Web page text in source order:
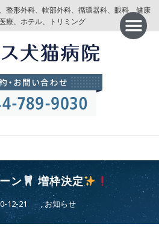
整形外科、軟部外科、循環器科、眼科、健康
療、ホテル、トリミング
ン 増枠決定
12-21 ,お知らせ